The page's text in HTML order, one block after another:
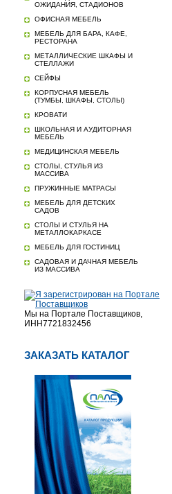
ОЖИДАНИЯ, СТАДИОНОВ
ОФИСНАЯ МЕБЕЛЬ
МЕБЕЛЬ ДЛЯ БАРА, КАФЕ,
РЕСТОРАНА
МЕТАЛЛИЧЕСКИЕ ШКАФЫ И
СТЕЛЛАЖИ
СЕЙФЫ
КОРПУСНАЯ МЕБЕЛЬ
(ТУМБЫ, ШКАФЫ, СТОЛЫ)
КРОВАТИ
ШКОЛЬНАЯ И АУДИТОРНАЯ
МЕБЕЛЬ
МЕДИЦИНСКАЯ МЕБЕЛЬ
СТОЛЫ, СТУЛЬЯ ИЗ
МАССИВА
ПРУЖИННЫЕ МАТРАСЫ
МЕБЕЛЬ ДЛЯ ДЕТСКИХ
САДОВ
СТОЛЫ И СТУЛЬЯ НА
МЕТАЛЛОКАРКАСЕ
МЕБЕЛЬ ДЛЯ ГОСТИНИЦ
САДОВАЯ И ДАЧНАЯ МЕБЕЛЬ
ИЗ МАССИВА
Мы на Портале Поставщиков,
ИНН7721832456
ЗАКАЗАТЬ КАТАЛОГ